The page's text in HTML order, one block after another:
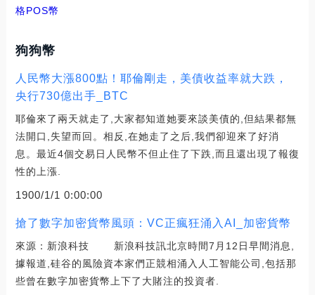
格POS幣
狗狗幣
人民幣大漲800點！耶倫剛走，美債收益率就大跌，
央行730億出手_BTC
耶倫來了兩天就走了,大家都知道她要來談美債的,但結果都無
法開口,失望而回。相反,在她走了之后,我們卻迎來了好消
息。最近4個交易日人民幣不但止住了下跌,而且還出現了報復
性的上漲.
1900/1/1 0:00:00
搶了數字加密貨幣風頭：VC正瘋狂涌入AI_加密貨幣
來源：新浪科技 新浪科技訊北京時間7月12日早間消息,
據報道,硅谷的風險資本家們正競相涌入人工智能公司,包括那
些曾在數字加密貨幣上下了大賭注的投資者.